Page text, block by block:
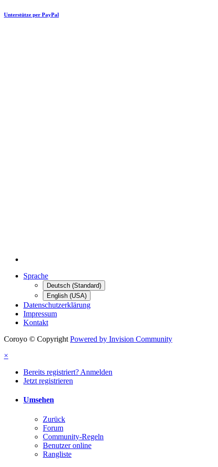
Unterstütze per PayPal
Sprache
Deutsch (Standard)
English (USA)
Datenschutzerklärung
Impressum
Kontakt
Coroyo © Copyright Powered by Invision Community
×
Bereits registriert? Anmelden
Jetzt registrieren
Umsehen
Zurück
Forum
Community-Regeln
Benutzer online
Rangliste